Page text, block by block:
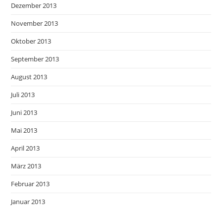
Dezember 2013
November 2013
Oktober 2013
September 2013
August 2013
Juli 2013
Juni 2013
Mai 2013
April 2013
März 2013
Februar 2013
Januar 2013